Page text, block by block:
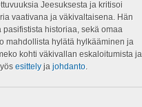
Jeesuksesta ja kritisoi
vaativana ja väkivaltaisena. Hän
historiaa, sekä omaa
mahdollista hylätä hylkääminen ja
kohti väkivallan eskaloitumista ja
esittelyja johdanto.